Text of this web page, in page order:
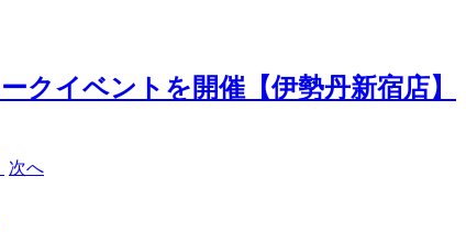
イベントを開催【伊勢丹新宿店】
次へ